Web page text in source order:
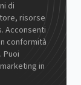
di
risorse
Acconsenti
conformità
Puoi
in